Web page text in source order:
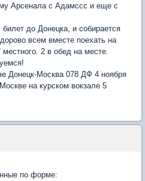
Арсенала с Адамссс и еще с
до Донецка, и собирается
всем вместе поехать на
2 в обед на месте.
Донецк-Москва 078 ДФ 4 ноября
на курском вокзале 5
по форме: